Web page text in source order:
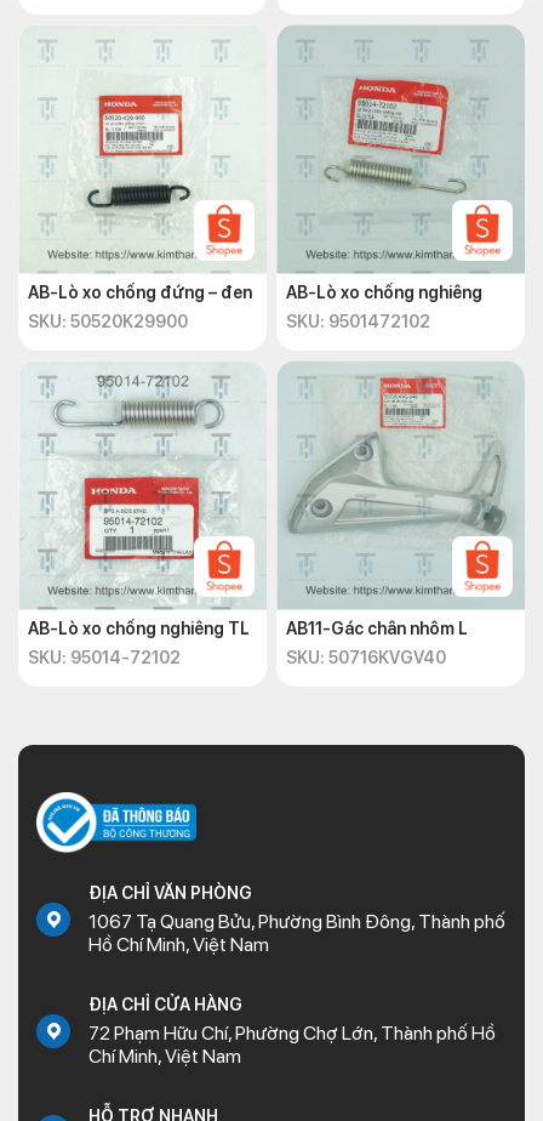
AB-Lò xo chống đứng – đen
SKU: 50520K29900
AB-Lò xo chống nghiêng
SKU: 9501472102
AB-Lò xo chống nghiêng TL
SKU: 95014-72102
AB11-Gác chân nhôm L
SKU: 50716KVGV40
ĐỊA CHỈ VĂN PHÒNG
1067 Tạ Quang Bửu, Phường Bình Đông, Thành phố
Hồ Chí Minh, Việt Nam
ĐỊA CHỈ CỬA HÀNG
72 Phạm Hữu Chí, Phường Chợ Lớn, Thành phố Hồ
Chí Minh, Việt Nam
HỖ TRỢ NHANH